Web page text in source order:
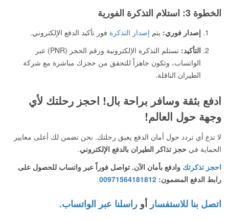
الخطوة 3: استلام التذكرة الفورية
إصدار فوري: يتم إصدار التذكرة فور تأكيد الدفع الإلكتروني.
التأكيد:
تستلم التذكرة الإلكترونية ورقم الحجز (PNR) عبر
الواتساب، وتكون جاهزاً للتحقق من حجزك مباشرة مع شركة
الطيران الناقلة.
ادفع بثقة وسافر براحة بال! احجز رحلتك لأي
وجهة حول العالم!
لا تدع أي تردد حول أمان الدفع يعيق رحلتك. نحن نضمن لك أعلى معايير
الحماية في حجز تذاكر الطيران بالدفع الإلكتروني.
احجز تذكرتك وادفع بأمان الآن. تواصل فوراً عبر واتساب للحصول على
رابط الدفع المضمون: 00971564181812
.
اتصل بنا للاستفسار أو راسلنا عبر الواتساب.